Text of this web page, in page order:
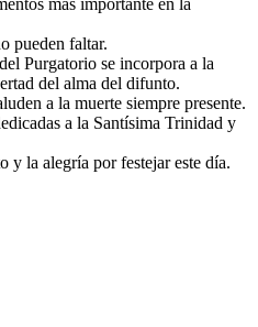
pueden faltar.
Purgatorio se incorpora a la
del alma del difunto.
a la muerte siempre presente.
a la Santísima Trinidad y
y la alegría por festejar este día.